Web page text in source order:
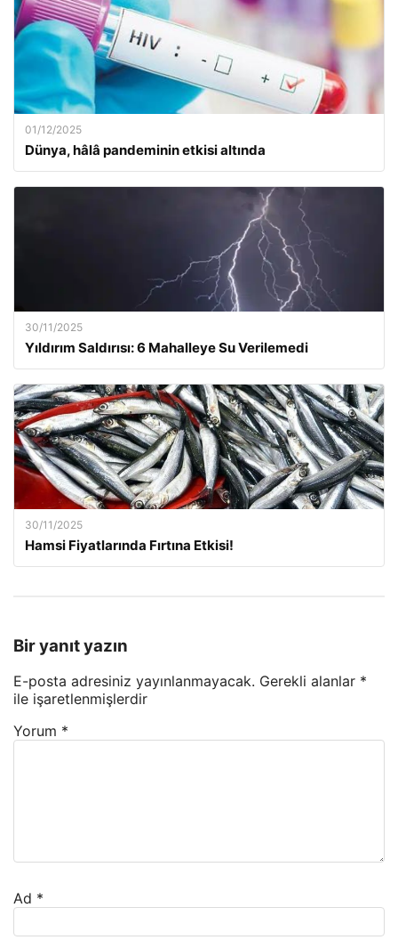
01/12/2025
Dünya, hâlâ pandeminin etkisi altında
30/11/2025
Yıldırım Saldırısı: 6 Mahalleye Su Verilemedi
30/11/2025
Hamsi Fiyatlarında Fırtına Etkisi!
Bir yanıt yazın
E-posta adresiniz yayınlanmayacak. Gerekli alanlar *
ile işaretlenmişlerdir
Yorum *
Ad *